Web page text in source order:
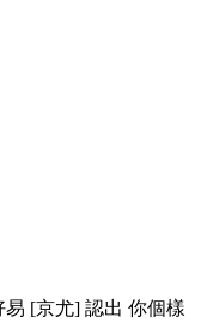
易 [京尤] 認出 你個樣